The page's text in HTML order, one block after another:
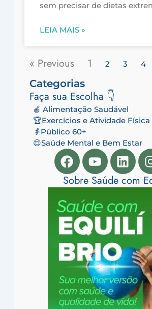
sem precisar de dietas
LEIA MAIS »
« Previous 1 2 3 4
Categorias
Faça sua Escolha 👇
🍎 Alimentação Saudável
🏆Exercícios e Atividade Física
👵Público 60+
😌Saúde Mental e Bem Estar
Facebook
Youtube
Sobre Saúde com